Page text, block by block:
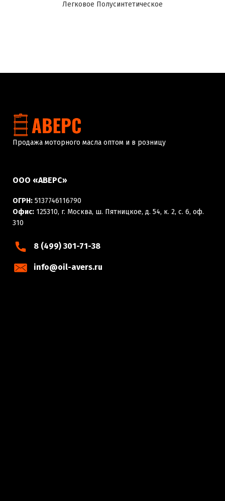
Легковое Полусинтетическое
Продажа моторного масла оптом и в розницу
ООО «АВЕРС»
ОГРН: 5137746116790
Офис: 125310, г. Москва, ш. Пятницкое, д. 54, к. 2, с. 6, оф.
310
8 (499) 301-71-38
info@oil-avers.ru